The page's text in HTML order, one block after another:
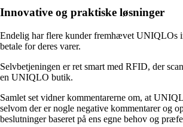
Innovative og praktiske løsninger
Endelig har flere kunder fremhævet UNIQLOs
betale for deres varer.
Selvbetjeningen er ret smart med RFID, der
en UNIQLO butik.
Samlet set vidner kommentarerne om, at
selvom der er nogle negative kommentarer og
beslutninger baseret på ens egne behov og